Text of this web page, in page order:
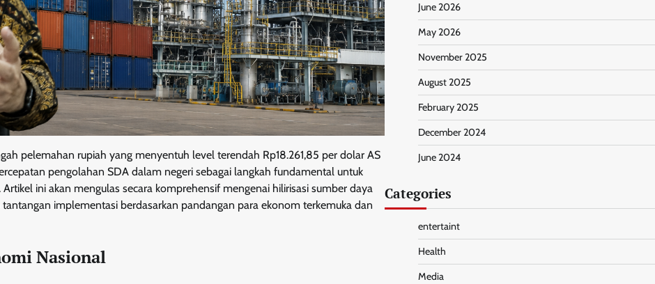
pelemahan rupiah yang menyentuh level terendah Rp18.261,85 per dolar AS
pengolahan SDA dalam negeri sebagai langkah fundamental untuk
ini akan mengulas secara komprehensif mengenai hilirisasi sumber daya
implementasi berdasarkan pandangan para ekonom terkemuka dan
Nasional
June 2026
May 2026
November 2025
August 2025
February 2025
December 2024
June 2024
Categories
entertaint
Health
Media